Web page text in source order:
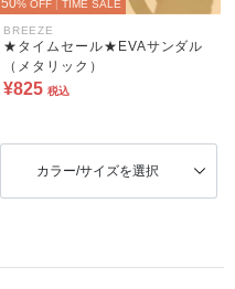
% OFF | TIME SALE
BREEZE
★タイムセール★EVAサンダル
（メタリック）
¥825 税込
カラー/サイズを選択